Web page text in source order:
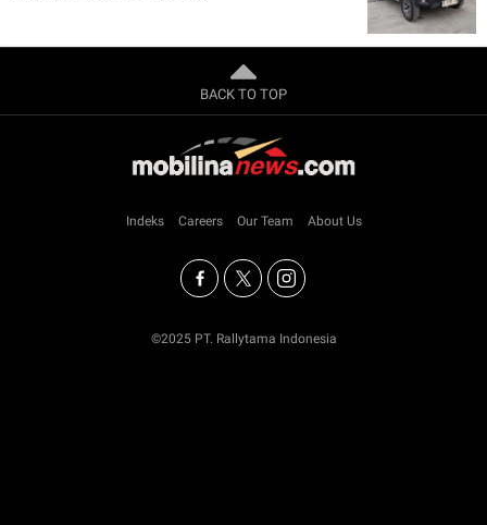
BACK TO TOP
Indeks Careers Our Team About Us
©2025 PT. Rallytama Indonesia